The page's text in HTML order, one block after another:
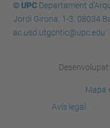
© UPCDepartament
Jordi Girona, 1-3. 08034
ac.usd.utgcntic@upc.edu
Mapa
Avís legal